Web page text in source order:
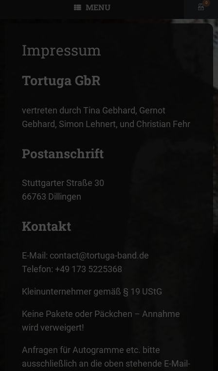
MENU
View
cart
0
Impressum
Tortuga GbR
vertreten durch Tina Gebhard, Gernot
Gebhard, Simon Lehnert, und Christian Fehr
Postanschrift
Stuttgarter Straße 30
66763 Dillingen
Kontakt
E-Mail: contact@tortuga-band.de
Telefon: +49 173 5225368
Kleinunternehmer gemäß § 19 UStG
Keine Pakete oder Päckchen – Annahme
wird verweigert!
Anfragen für Autogramme etc. bitte
ausschließlich an die oben stehende E-Mail-